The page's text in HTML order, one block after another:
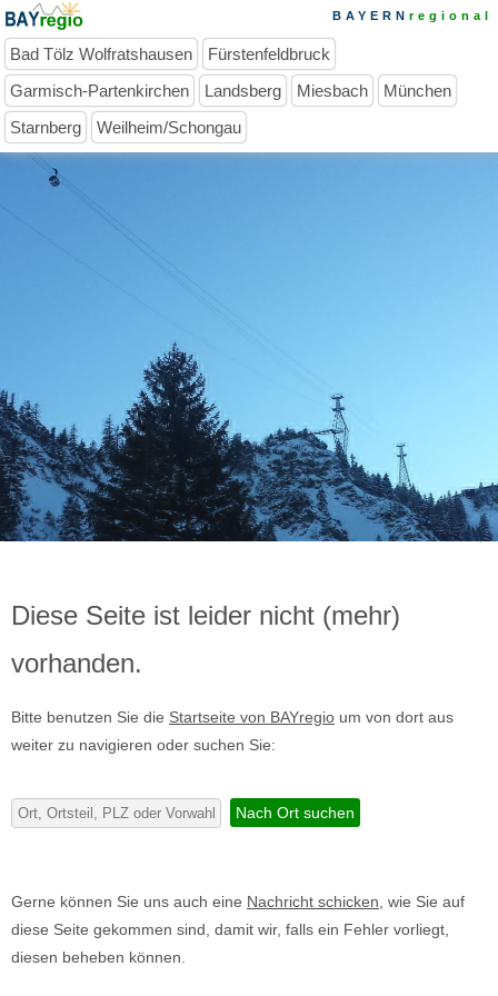
BAYERN regional
Bad Tölz Wolfratshausen
Fürstenfeldbruck
Garmisch-Partenkirchen
Landsberg Miesbach
München
Starnberg
Weilheim/Schongau
Diese Seite ist leider nicht (mehr)
vorhanden.
Bitte benutzen Sie die Startseite von BAYregio um von dort aus
weiter zu navigieren oder suchen Sie:
Gerne können Sie uns auch eine Nachricht schicken, wie Sie auf
diese Seite gekommen sind, damit wir, falls ein Fehler vorliegt,
diesen beheben können.